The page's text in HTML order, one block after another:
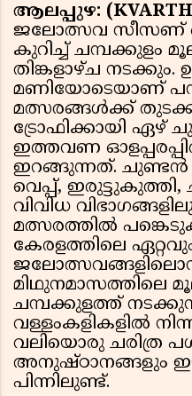
ആലപ്പുഴ:
ജലോത്സവ സീസണ്
കുറിച്ച് ചമ്പക്കുളം
തിങ്കളാഴ്ച നടക്കും.
മണിയോടെയാണ്
മത്സരങ്ങൾക്ക്
ട്രോഫിക്കായി ഏഴ്
ഇത്തവണ
ഇറങ്ങുന്നത്. ചുണ്ടൻ
വെപ്പ്,
വിവിധ
മത്സരത്തിൽ
കേരളത്തിലെ
മിഥുനമാസത്തിലെ
ചമ്പക്കുളത്ത്
വള്ളംകളികളിൽ
വലിയൊരു ചരിത്ര
അനുഷ്ഠാനങ്ങളും ഈ
പിന്നിലുണ്ട്.